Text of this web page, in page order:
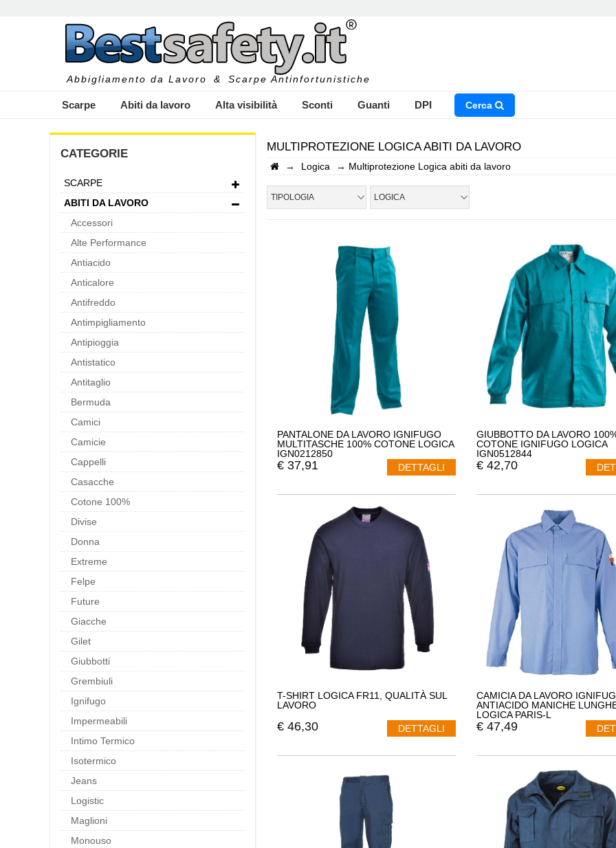
Abbigliamento da Lavoro & Scarpe Antinfortunistiche
Scarpe Abiti da lavoro Alta visibilità Sconti Guanti DPI Cerca
INSERISCI IL NOME DEL PRODOTTO CHE STAI
CATEGORIE
SCARPE
ABITI DA LAVORO
Accessori
Alte Performance
Antiacido
Anticalore
Antifreddo
Antimpigliamento
Antipioggia
Antistatico
Antitaglio
Bermuda
Camici
Camicie
Cappelli
Casacche
Cotone 100%
Divise
Donna
Extreme
Felpe
Future
Giacche
Gilet
Giubbotti
Grembiuli
Ignifugo
Impermeabili
Intimo Termico
Isotermico
Jeans
Logistic
Maglioni
Monouso
MULTIPROTEZIONE LOGICA ABITI DA LAVORO
→ Logica → Multiprotezione Logica abiti da lavoro
TIPOLOGIA LOGICA
PANTALONE DA LAVORO IGNIFUGO
MULTITASCHE 100% COTONE LOGICA
IGN0212850
€ 37,91 DETTAGLI
GIUBBOTTO DA LAVORO
COTONE IGNIFUGO LOGICA
IGN0512844
€ 42,70
T-SHIRT LOGICA FR11, QUALITÀ SUL
LAVORO
€ 46,30 DETTAGLI
CAMICIA DA LAVORO
ANTIACIDO MANICHE
LOGICA PARIS-L
€ 47,49